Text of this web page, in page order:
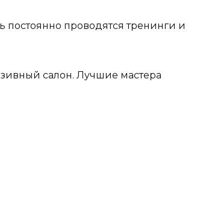
проводятся тренинги и
салон. Лучшие мастера